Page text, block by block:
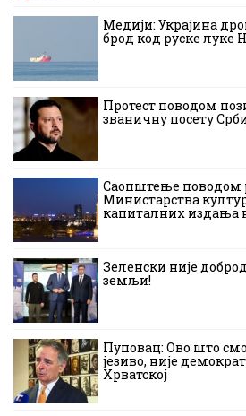
Медији: Украјина
брод код руске луке
Протест поводом
званичну посету
Саопштење поводом
Министарства
капиталних издања
Зеленски није
земљи!
Пуповац: Ово што
језиво, није
Хрватској